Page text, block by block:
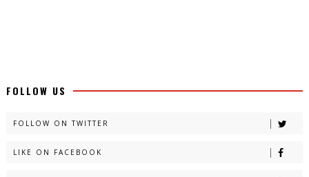
FOLLOW US
FOLLOW ON TWITTER
LIKE ON FACEBOOK